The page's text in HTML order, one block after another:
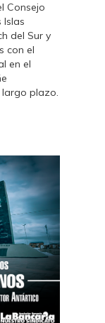
Consejo
Islas
del Sur y
con el
en el
plazo.